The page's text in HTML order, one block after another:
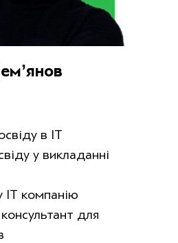
в ІТ
у викладанні
ІТ компанію
для